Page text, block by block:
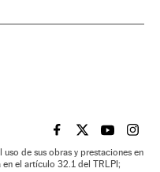
EL PAÍS BRASIL EN
EL PAÍSEL PAÍS
EL
de sus obras y prestaciones en
el artículo 32.1 del TRLPI;